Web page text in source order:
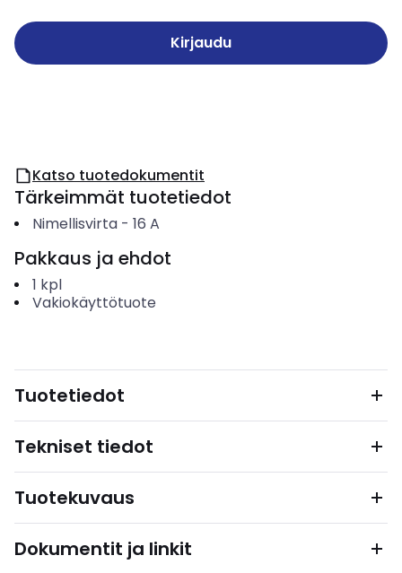
Kirjaudu
Katso tuotedokumentit
Tärkeimmät tuotetiedot
Nimellisvirta- 16 A
Pakkaus ja ehdot
1 kpl
Vakiokäyttötuote
Tuotetiedot
Tekniset tiedot
Tuotekuvaus
Dokumentit ja linkit